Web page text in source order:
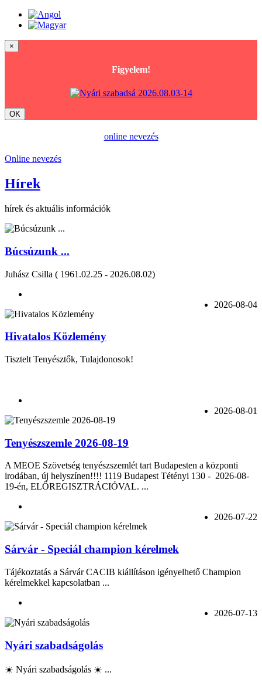
×
Figyelem!
OK
online nevezés
Online nevezés
Hírek
hírek és aktuális információk
Búcsúzunk ...
Juhász Csilla ( 1961.02.25 - 2026.08.02)
2026-08-04
Hivatalos Közlemény
Tisztelt Tenyésztők, Tulajdonosok!
2026-08-01
Tenyészszemle 2026-08-19
A MEOE Szövetség tenyészszemlét tart Budapesten a központi
irodában, új helyszínen!!!! 1119 Budapest Tétényi 130 - 2026-08-
19-én, ELŐREGISZTRÁCIÓVAL. ...
2026-07-22
Sárvár - Speciál champion kérelmek
Tájékoztatás a Sárvár CACIB kiállításon igényelhető Champion
kérelmekkel kapcsolatban ...
2026-07-13
Nyári szabadságolás
☀️ Nyári szabadságolás ☀️ ...